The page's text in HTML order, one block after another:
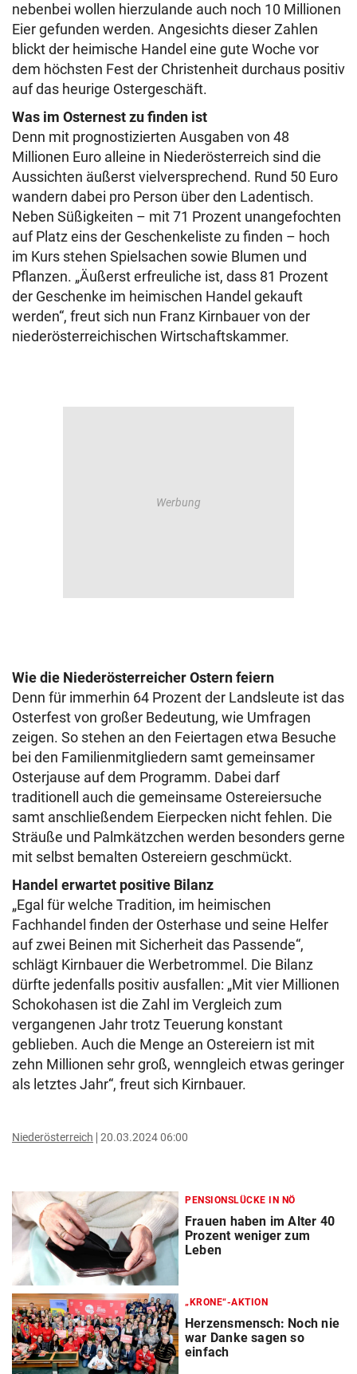
nebenbei wollen hierzulande auch noch 10 Millionen
Eier gefunden werden. Angesichts dieser Zahlen
blickt der heimische Handel eine gute Woche vor
dem höchsten Fest der Christenheit durchaus positiv
auf das heurige Ostergeschäft.
Was im Osternest zu finden ist
Denn mit prognostizierten Ausgaben von 48
Millionen Euro alleine in Niederösterreich sind die
Aussichten äußerst vielversprechend. Rund 50 Euro
wandern dabei pro Person über den Ladentisch.
Neben Süßigkeiten – mit 71 Prozent unangefochten
auf Platz eins der Geschenkeliste zu finden – hoch
im Kurs stehen Spielsachen sowie Blumen und
Pflanzen. „Äußerst erfreuliche ist, dass 81 Prozent
der Geschenke im heimischen Handel gekauft
werden“, freut sich nun Franz Kirnbauer von der
niederösterreichischen Wirtschaftskammer.
Wie die Niederösterreicher Ostern feiern
Denn für immerhin 64 Prozent der Landsleute ist das
Osterfest von großer Bedeutung, wie Umfragen
zeigen. So stehen an den Feiertagen etwa Besuche
bei den Familienmitgliedern samt gemeinsamer
Osterjause auf dem Programm. Dabei darf
traditionell auch die gemeinsame Ostereiersuche
samt anschließendem Eierpecken nicht fehlen. Die
Sträuße und Palmkätzchen werden besonders gerne
mit selbst bemalten Ostereiern geschmückt.
Handel erwartet positive Bilanz
„Egal für welche Tradition, im heimischen
Fachhandel finden der Osterhase und seine Helfer
auf zwei Beinen mit Sicherheit das Passende“,
schlägt Kirnbauer die Werbetrommel. Die Bilanz
dürfte jedenfalls positiv ausfallen: „Mit vier Millionen
Schokohasen ist die Zahl im Vergleich zum
vergangenen Jahr trotz Teuerung konstant
geblieben. Auch die Menge an Ostereiern ist mit
zehn Millionen sehr groß, wenngleich etwas geringer
als letztes Jahr“, freut sich Kirnbauer.
Niederösterreich 20.03.2024 06:00
PENSIONSLÜCKE IN NÖ
Frauen haben im Alter 40
Prozent weniger zum
Leben
„KRONE“-AKTION
Herzensmensch: Noch nie
war Danke sagen so
einfach